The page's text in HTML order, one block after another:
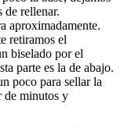
de rellenar.
aproximadamente.
retiramos el
biselado por el
parte es la de abajo.
poco para sellar la
de minutos y